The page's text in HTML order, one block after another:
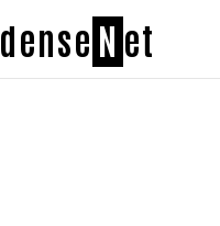
dense N et